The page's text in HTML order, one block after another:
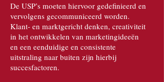
De USP’s moeten hiervoor gedefinieerd en
vervolgens gecommuniceerd worden.
Klant- en marktgericht denken, creativiteit
in het ontwikkelen van marketingideeën
en een eenduidige en consistente
uitstraling naar buiten zijn hierbij
succesfactoren.